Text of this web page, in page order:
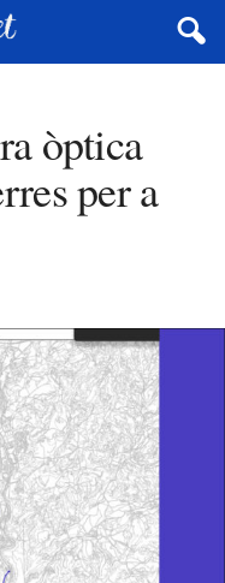
òptica
per a